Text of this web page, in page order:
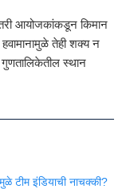
तरी आयोजकांकडून किमान
तेही शक्य न
गुणतालिकेतील स्थान
टीम इंडियाची नाचक्की?